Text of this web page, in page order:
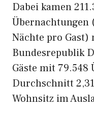
Dabei kamen
Nächte pro
Bundesrepublik
Gäste mit
Durchschnitt
Wohnsitz im